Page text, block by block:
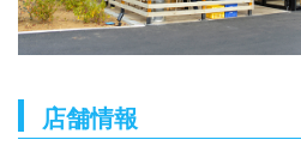
店舗情報